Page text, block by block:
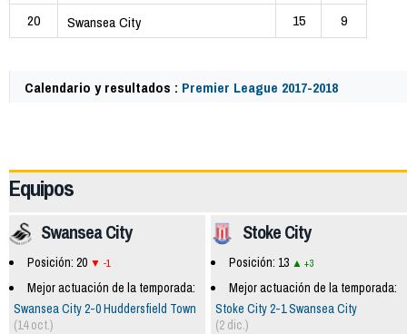
20
Swansea City 15 9
Calendario y resultados : Premier League 2017-2018
Equipos
Stoke City
Posición: 13 +3
Mejor actuación de la temporada:
Stoke City 2-1 Swansea City
(2 dic.)
Swansea City
Posición: 20 -1
Mejor actuación de la temporada:
Swansea City 2-0 Huddersfield Town
(14 oct.)